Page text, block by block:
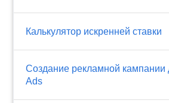
Калькулятор искренней ставки
Создание рекламной кампании
Ads